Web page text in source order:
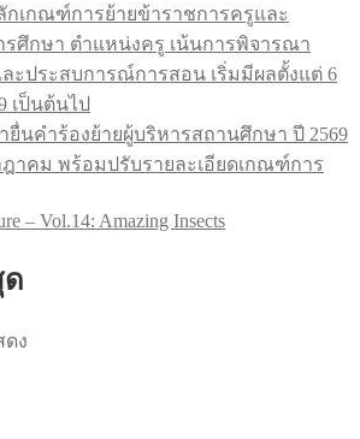
กเกณฑ์การย้ายข้าราชการครูและ
รศึกษา ตำแหน่งครู เน้นการพิจารณา
ะประสบการณ์การสอน เริ่มมีผลตั้งแต่ 6
เป็นต้นไป
ยื่นคำร้องย้ายผู้บริหารสถานศึกษา ปี 2569
ฎาคม พร้อมปรับรายละเอียดเกณฑ์การ
– Vol.14: Amazing Insects
ด
ง